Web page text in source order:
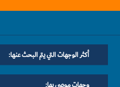
أكثر الوجهات التي يتم البحث عنها:
وجهات موصى بها: